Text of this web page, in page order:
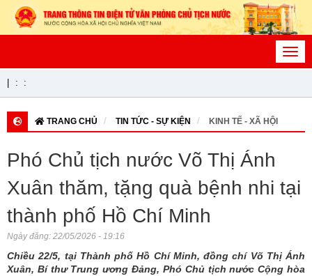
: :
TRANG CHỦ TIN TỨC - SỰ KIỆN KINH TẾ - XÃ HỘI
Phó Chủ tịch nước Võ Thị Ánh
Xuân thăm, tặng quà bệnh nhi tại
thành phố Hồ Chí Minh
Ngày đăng: 22/05/2026 - 19:16
Chiều 22/5, tại Thành phố Hồ Chí Minh, đồng chí Võ Thị Ánh
Xuân, Bí thư Trung ương Đảng, Phó Chủ tịch nước Cộng hòa